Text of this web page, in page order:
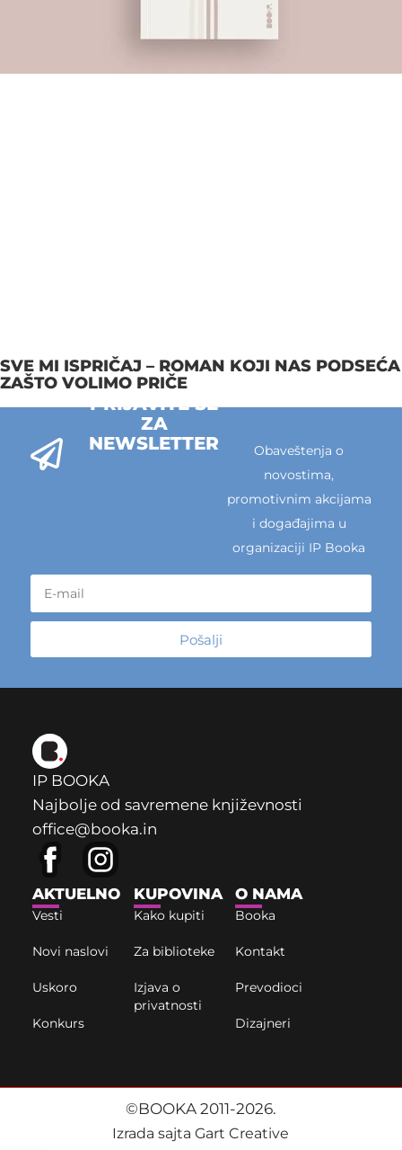
SVE MI ISPRIČAJ – ROMAN KOJI NAS PODSEĆA
ZAŠTO VOLIMO PRIČE
PRIJAVITE SE
ZA
NEWSLETTER
Obaveštenja o
novostima,
promotivnim akcijama
i događajima u
organizaciji IP Booka
Pošalji
IP BOOKA
Najbolje od savremene književnosti
office@booka.in
AKTUELNO
Vesti
Novi naslovi
Uskoro
Konkurs
KUPOVINA
Kako kupiti
Za biblioteke
Izjava o
privatnosti
O NAMA
Booka
Kontakt
Prevodioci
Dizajneri
©BOOKA 2011-2026.
Izrada sajta Gart Creative